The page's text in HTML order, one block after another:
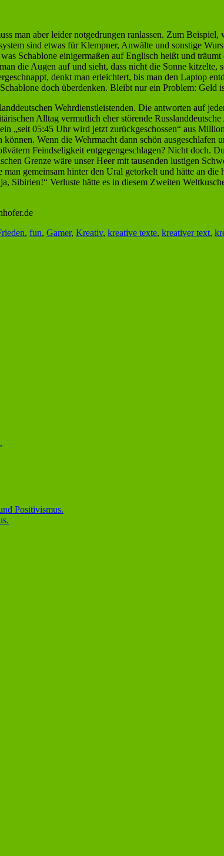
man aber leider notgedrungen ranlassen. Zum
sind etwas für Klempner, Anwälte und sonstige
Schablone einigermaßen auf Englisch heißt und
die Augen auf und sieht, dass nicht die Sonne
denkt man erleichtert, bis man den Laptop
doch überdenken. Bleibt nur ein Problem: Geld
Wehrdienstleistenden. Die antworten auf
Alltag vermutlich eher störende
„seit 05:45 Uhr wird jetzt zurückgeschossen“ aus
Wenn die Wehrmacht dann schön
Feindseligkeit entgegengeschlagen? Nicht doch.
Grenze wäre unser Heer mit tausenden lustigen
gemeinsam hinter den Ural getorkelt und hätte an
Sibirien!“ Verluste hätte es in diesem Zweiten
, fun, Gamer, Kreativ, kreative texte, kreativer text,
Positivismus.